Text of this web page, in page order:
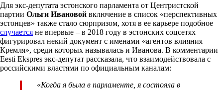
Для экс-депутата эстонского парламента от Центристской
партии Ольги Ивановой включение в список «перспективных
эстонцев» также стало сюрпризом, хотя в ее карьере подобное
случается не впервые – в 2018 году в эстонских соцсетях
фигурировал некий документ с именами «агентов влияния
Кремля», среди которых называлась и Иванова. В комментарии
Eesti Ekspres экс-депутат рассказала, что взаимодействовала с
российскими властями по официальным каналам:
«Когда я была в парламенте, я состояла в